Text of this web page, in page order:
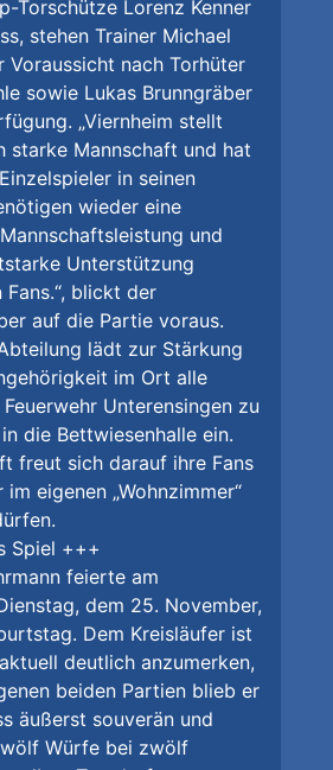
Torschütze Lorenz Kenner
stehen Trainer Michael
Voraussicht nach Torhüter
sowie Lukas Brunngräber
„Viernheim stellt
starke Mannschaft und hat
in seinen
wieder eine
und
Unterstützung
Fans.“, blickt der
auf die Partie voraus.
lädt zur Stärkung
im Ort alle
Unterensingen zu
die Bettwiesenhalle ein.
freut sich darauf ihre Fans
eigenen „Wohnzimmer“
Spiel +++
feierte am
dem 25. November,
Dem Kreisläufer ist
deutlich anzumerken,
beiden Partien blieb er
äußerst souverän und
Würfe bei zwölf